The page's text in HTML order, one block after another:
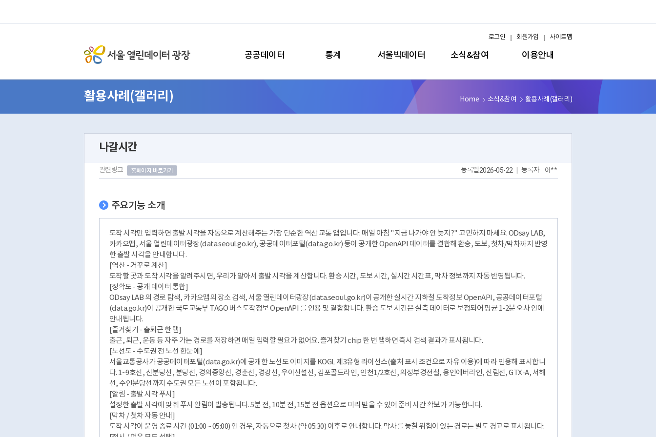
공공데이터 통계 서울빅데이터 소식&참여 이용안내
로그인 회원가입 사이트맵
활용사례(갤러리) Home 소식&참여 활용사례(갤러리)
나갈시간
등록일2026-05-22 등록자 이**
관련링크 홈페이지 바로가기
주요기능 소개
도착 시각만 입력하면 출발 시각을 자동으로 계산해주는 가장 단순한 역산 교통 앱입니다. 매일 아침 "지금 나가야 안 늦지?" 고민하지 마세요. ODsay LAB,
카카오맵, 서울 열린데이터광장(data.seoul.go.kr), 공공데이터포털(data.go.kr) 등이 공개한 OpenAPI 데이터를 결합해 환승, 도보, 첫차/막차까지 반영
한 출발 시각을 안내합니다.
[역산 - 거꾸로 계산]
도착할 곳과 도착 시각을 알려주시면, 우리가 알아서 출발 시각을 계산합니다. 환승 시간, 도보 시간, 실시간 시간표, 막차 정보까지 자동 반영됩니다.
[정확도 - 공개 데이터 통합]
ODsay LAB 의 경로 탐색, 카카오맵의 장소 검색, 서울 열린데이터광장(data.seoul.go.kr)이 공개한 실시간 지하철 도착정보 OpenAPI, 공공데이터포털
(data.go.kr)이 공개한 국토교통부 TAGO 버스도착정보 OpenAPI 를 인용 및 결합합니다. 환승 도보 시간은 실측 데이터로 보정되어 평균 1-2분 오차 안에
안내됩니다.
[즐겨찾기 - 출퇴근 한 탭]
출근, 퇴근, 운동 등 자주 가는 경로를 저장하면 매일 입력할 필요가 없어요. 즐겨찾기 chip 한 번 탭하면 즉시 검색 결과가 표시됩니다.
[노선도 - 수도권 전 노선 한눈에]
서울교통공사가 공공데이터포털(data.go.kr)에 공개한 노선도 이미지를 KOGL 제3유형 라이선스(출처 표시 조건으로 자유 이용)에 따라 인용해 표시합니
다. 1~9호선, 신분당선, 분당선, 경의중앙선, 경춘선, 경강선, 우이신설선, 김포골드라인, 인천1/2호선, 의정부경전철, 용인에버라인, 신림선, GTX-A, 서해
선, 수인분당선까지 수도권 모든 노선이 포함됩니다.
[알림 - 출발 시각 푸시]
설정한 출발 시각에 맞춰 푸시 알림이 발송됩니다. 5분 전, 10분 전, 15분 전 옵션으로 미리 받을 수 있어 준비 시간 확보가 가능합니다.
[막차 / 첫차 자동 안내]
도착 시각이 운영 종료 시간 (01:00 ~ 05:00) 인 경우, 자동으로 첫차 (약 05:30) 이후로 안내합니다. 막차를 놓칠 위험이 있는 경로는 별도 경고로 표시됩니다.